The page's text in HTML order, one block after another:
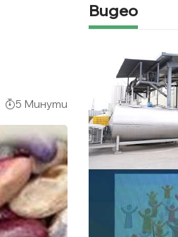
5 Минути
Видео